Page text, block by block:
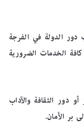
دور الدولة في الفرجة
كافة الخدمات الضرورية
دور الثقافة والآداب
بر الأمان.